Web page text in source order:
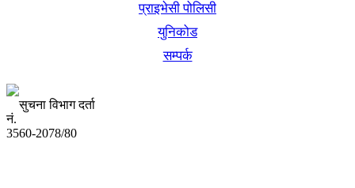
प्राइभेसी पोलिसी
युनिकोड
सम्पर्क
सुचना विभाग दर्ता
नं.
3560-2078/80